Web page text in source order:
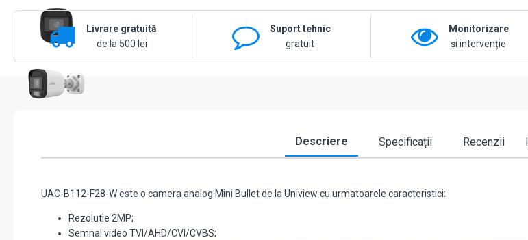
Livrare gratuită
de la 500 lei
Suport tehnic
gratuit
Monitorizare
și intervenție
Descriere Specificații Recenzii
UAC-B112-F28-W este o camera analog Mini Bullet de la Uniview cu urmatoarele caracteristici:
Rezolutie 2MP;
Semnal video TVI/AHD/CVI/CVBS;